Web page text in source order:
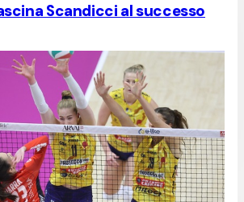
Scandicci al successo